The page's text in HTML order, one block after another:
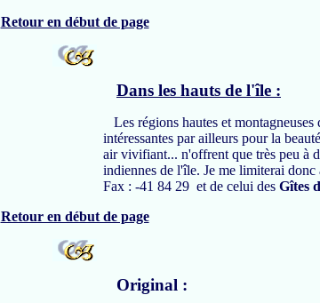
Retour en début de page
Dans les hauts de l'île :
Les régions hautes et
intéressantes par ailleurs pour la
air vivifiant... n'offrent que très peu à
indiennes de l'île. Je me limiterai donc
Fax : -41 84 29 et de celui des Gîtes
Retour en début de page
Original :